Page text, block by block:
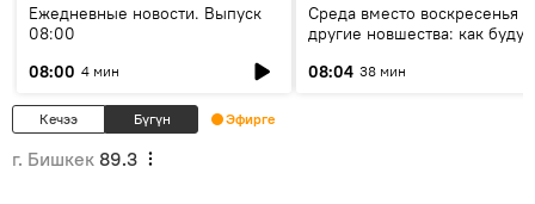
Ежедневные новости. Выпуск
08:00
08:00 4 мин
Среда вместо воскресенья и
другие новшества: как будут
08:04 38 мин
Кечээ Бүгүн Эфирге
г. Бишкек 89.3